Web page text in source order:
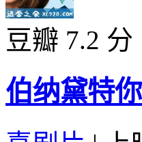
豆瓣 7.2 分
伯纳黛特